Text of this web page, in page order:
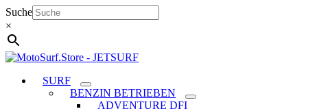
Zum
Inhalt
springen
Suche
×
SURF
BENZIN BETRIEBEN
ADVENTURE DFI